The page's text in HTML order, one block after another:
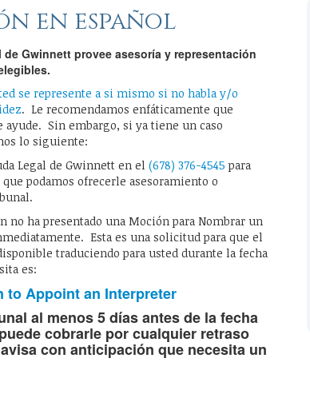
en español
Gwinnett provee asesoría y representación
se represente a si mismo si no habla y/o
. Le recomendamos enfáticamente que
ayude. Sin embargo, si ya tiene un caso
lo siguiente:
Legal de Gwinnett en el (678) 376-4545 para
podamos ofrecerle asesoramiento o
no ha presentado una Moción para Nombrar un
Esta es una solicitud para que el
traduciendo para usted durante la fecha
es:
to Appoint an Interpreter
al menos 5 días antes de la fecha
cobrarle por cualquier retraso
con anticipación que necesita un